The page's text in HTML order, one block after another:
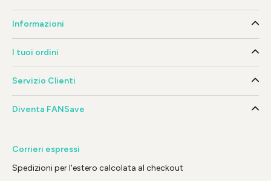
Informazioni
I tuoi ordini
Servizio Clienti
Diventa FANSave
Corrieri espressi
Spedizioni per l'estero calcolata al checkout